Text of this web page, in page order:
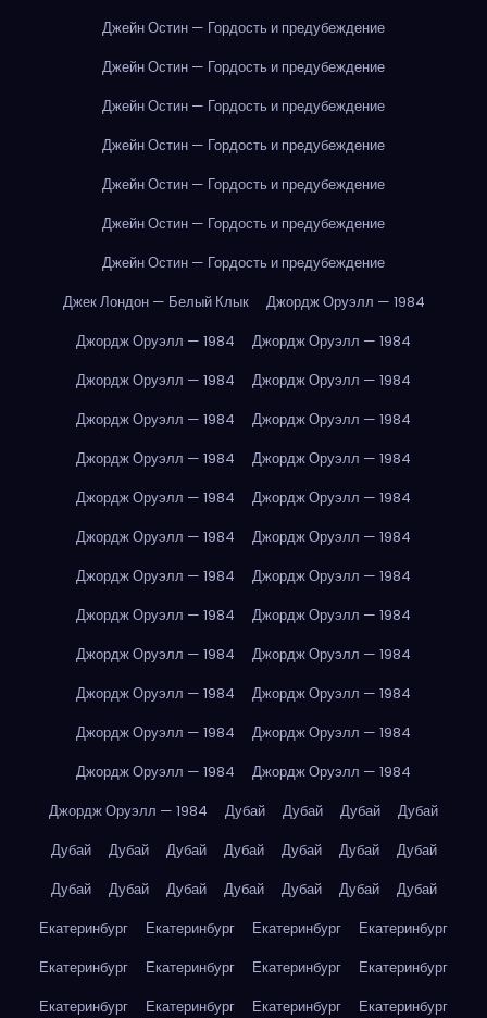
Джейн Остин — Гордость и предубеждение
Джейн Остин — Гордость и предубеждение
Джейн Остин — Гордость и предубеждение
Джейн Остин — Гордость и предубеждение
Джейн Остин — Гордость и предубеждение
Джейн Остин — Гордость и предубеждение
Джейн Остин — Гордость и предубеждение
Джек Лондон — Белый Клык
Джордж Оруэлл — 1984
Джордж Оруэлл — 1984
Джордж Оруэлл — 1984
Джордж Оруэлл — 1984
Джордж Оруэлл — 1984
Джордж Оруэлл — 1984
Джордж Оруэлл — 1984
Джордж Оруэлл — 1984
Джордж Оруэлл — 1984
Джордж Оруэлл — 1984
Джордж Оруэлл — 1984
Джордж Оруэлл — 1984
Джордж Оруэлл — 1984
Джордж Оруэлл — 1984
Джордж Оруэлл — 1984
Джордж Оруэлл — 1984
Джордж Оруэлл — 1984
Джордж Оруэлл — 1984
Джордж Оруэлл — 1984
Джордж Оруэлл — 1984
Джордж Оруэлл — 1984
Джордж Оруэлл — 1984
Джордж Оруэлл — 1984
Джордж Оруэлл — 1984
Джордж Оруэлл — 1984
Джордж Оруэлл — 1984
Дубай Дубай Дубай
Дубай
Дубай
Дубай Дубай Дубай Дубай Дубай
Дубай
Дубай
Дубай Дубай Дубай Дубай Дубай
Дубай
Екатеринбург
Екатеринбург Екатеринбург
Екатеринбург
Екатеринбург
Екатеринбург Екатеринбург
Екатеринбург
Екатеринбург
Екатеринбург Екатеринбург
Екатеринбург